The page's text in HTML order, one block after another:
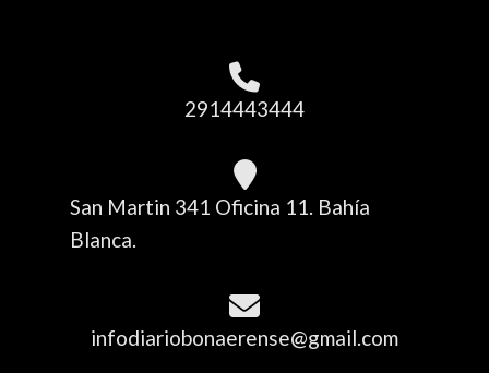
2914443444
San Martin 341 Oficina 11. Bahía
Blanca.
infodiariobonaerense@gmail.com